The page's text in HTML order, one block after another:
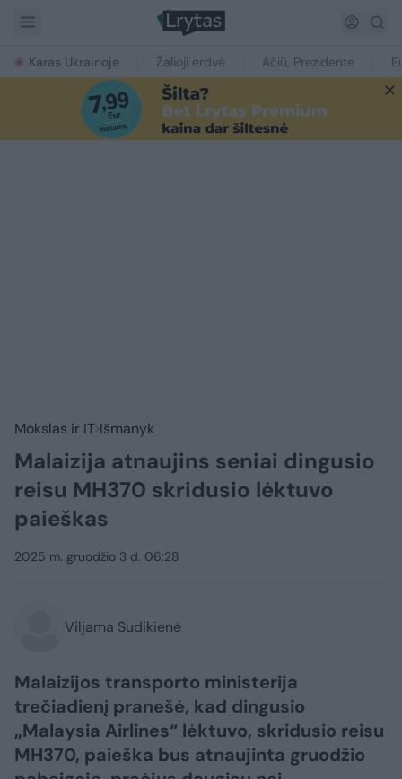
Karas Ukrainoje Žalioji erdvė Ačiū, Prezidente
Mokslas ir IT Išmanyk
Malaizija atnaujins seniai dingusio
reisu MH370 skridusio lėktuvo
paieškas
2025 m. gruodžio 3 d. 06:28
Viljama Sudikienė
Malaizijos transporto ministerija
trečiadienį pranešė, kad dingusio
„Malaysia Airlines“ lėktuvo, skridusio reisu
MH370, paieška bus atnaujinta gruodžio